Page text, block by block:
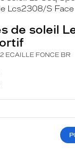
de soleil
ECAILLE FONCE BR